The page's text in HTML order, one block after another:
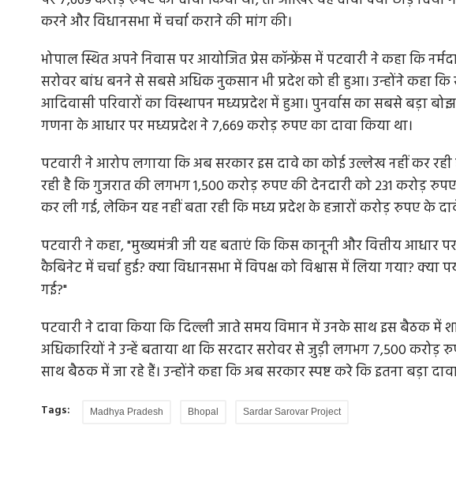
करने और विधानसभा में चर्चा कराने की मांग की।
भोपाल स्थित अपने निवास पर आयोजित प्रेस कॉन्फ्रेंस में पटवारी ने कहा कि
सरोवर बांध बनने से सबसे अधिक नुकसान भी प्रदेश को ही हुआ। उन्होंने कहा कि
आदिवासी परिवारों का विस्थापन मध्यप्रदेश में हुआ। पुनर्वास का सबसे बड़ा
गणना के आधार पर मध्यप्रदेश ने 7,669 करोड़ रुपए का दावा किया था।
पटवारी ने आरोप लगाया कि अब सरकार इस दावे का कोई उल्लेख नहीं कर रही
रही है कि गुजरात की लगभग 1,500 करोड़ रुपए की देनदारी को 231 करोड़
कर ली गई, लेकिन यह नहीं बता रही कि मध्य प्रदेश के हजारों करोड़ रुपए के
पटवारी ने कहा, "मुख्यमंत्री जी यह बताएं कि किस कानूनी और वित्तीय आधार
कैबिनेट में चर्चा हुई? क्या विधानसभा में विपक्ष को विश्वास में लिया गया? क्या
गई?"
पटवारी ने दावा किया कि दिल्ली जाते समय विमान में उनके साथ इस बैठक में
अधिकारियों ने उन्हें बताया था कि सरदार सरोवर से जुड़ी लगभग 7,500 करोड़
साथ बैठक में जा रहे हैं। उन्होंने कहा कि अब सरकार स्पष्ट करे कि इतना बड़ा
Tags: Madhya Pradesh Bhopal Sardar Sarovar Project